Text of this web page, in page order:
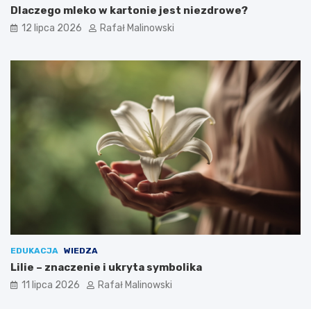
Dlaczego mleko w kartonie jest niezdrowe?
12 lipca 2026 Rafał Malinowski
EDUKACJA WIEDZA
Lilie – znaczenie i ukryta symbolika
11 lipca 2026 Rafał Malinowski